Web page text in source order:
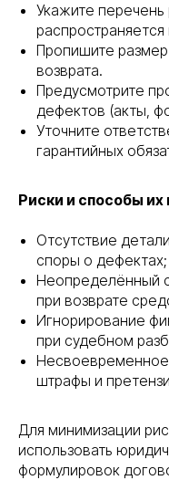
Укажите
распространяется
Пропишите
возврата.
Предусмотрите
дефектов (акты,
Уточните
гарантийных
Риски и способы
Отсутствие
споры о дефектах;
Неопределённый
при возврате
Игнорирование
при судебном
штрафы и
Для минимизации
использовать
формулировок